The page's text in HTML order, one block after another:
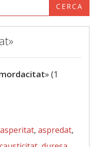
CERCA
» (1
asperitat, aspredat,